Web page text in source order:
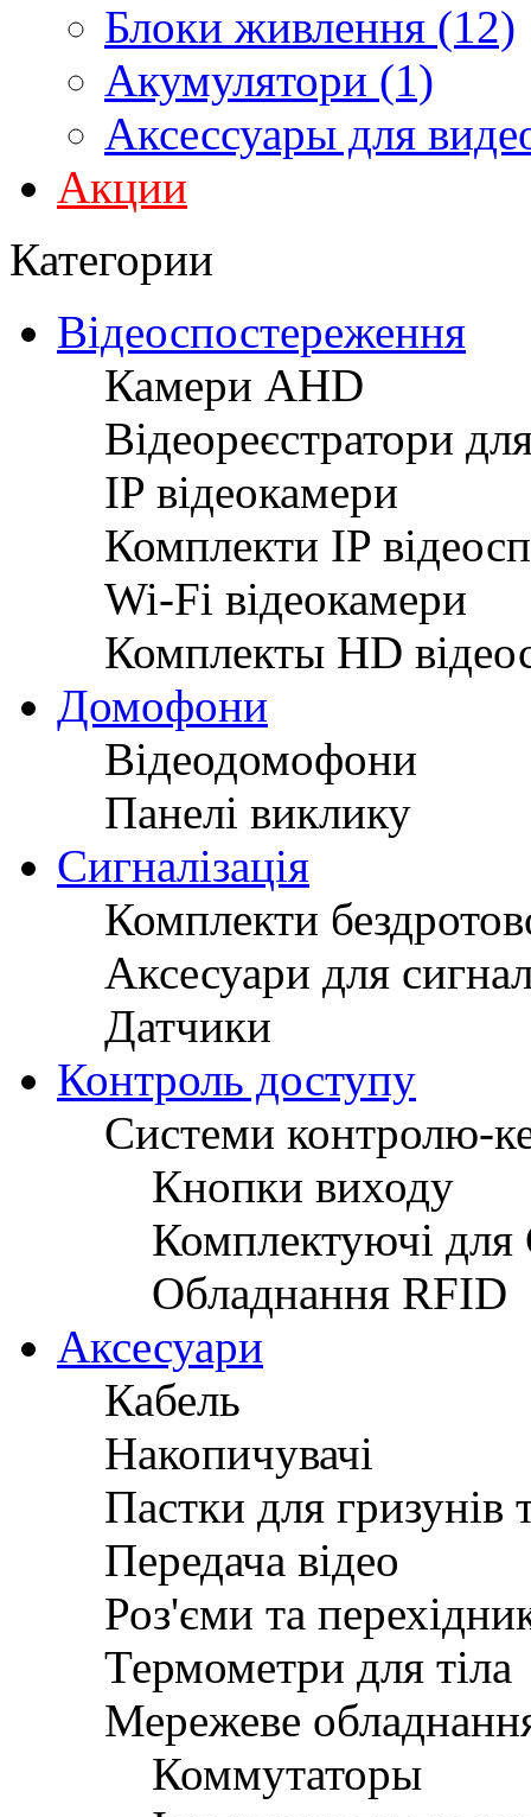
Блоки живлення (12)
Акумулятори (1)
Аксессуары для
Акции
Категории
Відеоспостереження
Камери AHD
Відеореєстратори
IP відеокамери
Комплекти IP
Wi-Fi відеокамери
Комплекты HD
Домофони
Відеодомофони
Панелі виклику
Сигналізація
Комплекти
Аксесуари для
Датчики
Контроль доступу
Системи контролю-
Кнопки виходу
Комплектуючі
Обладнання RFID
Аксесуари
Кабель
Накопичувачі
Пастки для гризунів
Передача відео
Роз'єми та
Термометри для тіла
Мережеве
Коммутаторы